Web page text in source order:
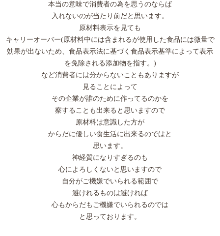
本当の意味で消費者の為を思うのならば
入れないのが当たり前だと思います。
原材料表示を見ても
キャリーオーバー(原材料中には含まれるが使用した食品には微量で
効果が出ないため、食品表示法に基づく食品表示基準によって表示
を免除される添加物を指す。)
など消費者には分からないこともありますが
見ることによって
その企業が誰のために作ってるのかを
察することも出来ると思いますので
原材料は意識した方が
からだに優しい食生活に出来るのではと
思います。
神経質になりすぎるのも
心によろしくないと思いますので
自分がご機嫌でいられる範囲で
避けれるものは避ければ
心もからだもご機嫌でいられるのでは
と思っております。